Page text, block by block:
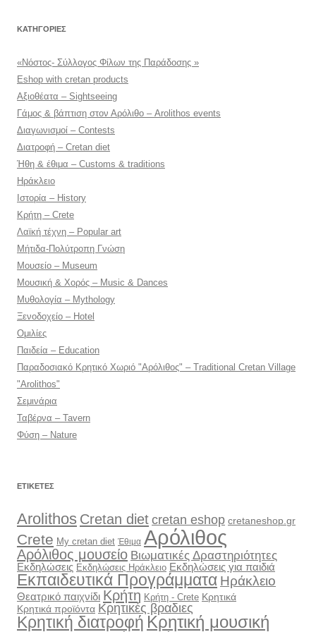
KΑΤΗΓΟΡΊΕΣ
«Νόστος- Σύλλογος Φίλων της Παράδοσης »
Eshop with cretan products
Αξιοθέατα – Sightseeing
Γάμος & βάπτιση στον Αρόλιθο – Arolithos events
Διαγωνισμοί – Contests
Διατροφή – Cretan diet
Ήθη & έθιμα – Customs & traditions
Ηράκλειο
Ιστορία – History
Κρήτη – Crete
Λαϊκή τέχνη – Popular art
Μήτιδα-Πολύτροπη Γνώση
Μουσείο – Museum
Μουσική & Χορός – Music & Dances
Μυθολογία – Mythology
Ξενοδοχείο – Hotel
Ομιλίες
Παιδεία – Education
Παραδοσιακό Κρητικό Χωριό "Αρόλιθος" – Traditional Cretan Village
"Arolithos"
Σεμινάρια
Ταβέρνα – Tavern
Φύση – Nature
ΕΤΙΚΈΤΕΣ
Arolithos Cretan dietcretan eshop cretaneshop.gr
Crete My cretan diet Έθιμα Αρόλιθος
Αρόλιθος μουσείο Βιωματικές Δραστηριότητες
Εκδηλώσεις Εκδηλώσεις Ηράκλειο Εκδηλώσεις για παιδιά
Εκπαιδευτικά Προγράμματα Ηράκλειο
Θεατρικό παιχνίδι Κρήτη Κρήτη - Crete Κρητικά
Κρητικά προϊόντα Κρητικές βραδιες
Κρητική διατροφή Κρητική μουσική